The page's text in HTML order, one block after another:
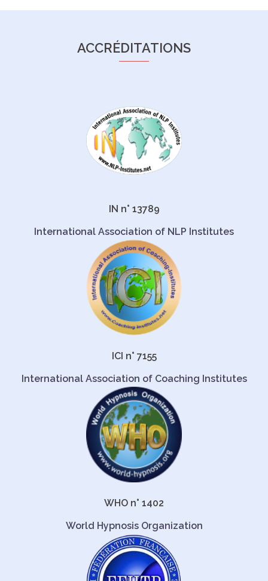
ACCRÉDITATIONS
IN n° 13789
International Association of NLP Institutes
ICI n° 7155
International Association of Coaching Institutes
WHO n° 1402
World Hypnosis Organization